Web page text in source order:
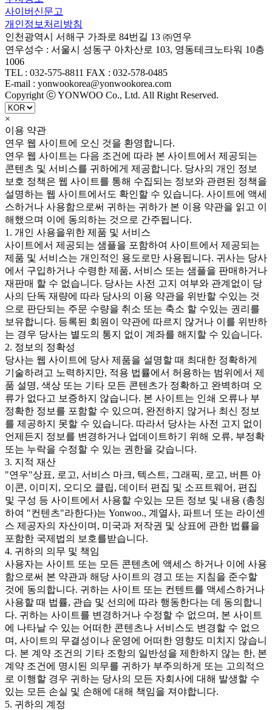
사이버신문고
개인정보처리방침
인천광역시 서해구 가좌로 84번길 13 ㈜연우
연우성수 : 서울시 성동구 아차산로 103, 영동테크노타워 10층
1006
TEL : 032-575-8811 FAX : 032-578-0485
E-mail : yonwookorea@yonwookorea.com
Copyright ⓒ YONWOO Co., Ltd. All Right Reserved.
×
이용 약관
연우 웹 사이트에 오신 것을 환영합니다.
연우 웹 사이트는 다음 조건에 따라 본 사이트에서 제공되는
콘텐츠 및 서비스를 귀하에게 제공합니다. 당사의 개인 정보
보호 정책은 웹 사이트를 통해 수집되는 정보와 관련된 정책을
설명하는 웹 사이트에서도 확인할 수 있습니다. 사이트에 액세
스하거나 사용함으로써 귀하는 귀하가 본 이용 약관을 읽고 이
해했으며 이에 동의하는 것으로 간주됩니다.
1. 개인 사용을위한 제품 및 서비스
사이트에서 제공되는 샘플을 포함하여 사이트에서 제공되는
제품 및 서비스는 개인적인 용도로만 사용됩니다. 귀사는 당사
에서 구입하거나 수령한 제품, 서비스 또는 샘플을 판매하거나
재판매 할 수 없습니다. 당사는 사전 고지 여부와 관계없이 당
사의 단독 재량에 따라 당사의 이용 약관을 위반할 수있는 것
으로 판단되는 주문 수량을 취소 또는 축소 할 수있는 권리를
보유합니다. 등록된 회원이 약관에 따르지 않거나 이를 위반하
는 경우 당사는 별도의 통지 없이 계좌를 해지할 수 있습니다.
2. 정보의 정확성
당사는 웹 사이트에 당사 제품을 설명할 때 최대한 정확하게
기술하려고 노력하지만, 적용 법률에서 허용하는 범위에서 제
품 설명, 색상 또는 기타 모든 콘텐츠가 정확하고 완벽하며 오
류가 없다고 보증하지 않습니다. 본 사이트는 인쇄 오류나 부
정확한 정보를 포함할 수 있으며, 완전하지 않거나 최신 정보
를 제공하지 못할 수 있습니다. 따라서 당사는 사전 고지 없이
언제든지 정보를 변경하거나 업데이트하기 위해 오류, 부정확
또는 누락을 수정할 수 있는 권한을 갖습니다.
3. 지적 재산
"연우"상표, 로고, 서비스 마크, 텍스트, 그래픽, 로고, 버튼 아
이콘, 이미지, 오디오 클립, 데이터 편집 및 소프트웨어, 편집
및 구성 등 사이트에서 사용할 수있는 모든 정보 및 내용 (총칭
하여 "컨텐츠"라한다)는 Yonwoo., 계열사, 파트너 또는 라이센
스 제공자의 자산이며, 미국과 저작권 및 상표에 관한 법률을
포함한 국제법의 보호를받습니다.
4. 귀하의 의무 및 책임
사용자는 사이트 또는 모든 콘텐츠에 액세스 하거나 이에 사용
함으로써 본 약관과 해당 사이트의 경고 또는 지침을 준수할
것에 동의합니다. 귀하는 사이트 또는 컨텐트를 액세스하거나
사용할 때 법률, 관습 및 선의에 따라 행동한다는 데 동의합니
다. 귀하는 사이트를 변경하거나 수정할 수 없으며, 본 사이트
에 나타날 수 있는 어떠한 콘텐츠나 서비스도 변경할 수 없으
며, 사이트의 무결성이나 운영에 어떠한 영향도 미치지 않습니
다. 본 계약 조건의 기타 조항의 일반성을 제한하지 않는 한, 본
계약 조건에 명시된 의무를 귀하가 부주의하게 또는 고의적으
로 이행할 경우 귀하는 당사의 모든 자회사에 대해 발생할 수
있는 모든 손실 및 손해에 대해 책임을 져야합니다.
5. 귀하의 계정